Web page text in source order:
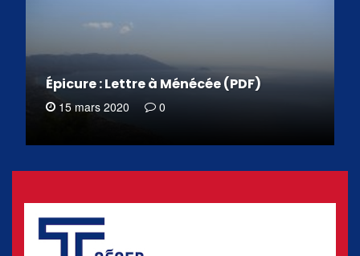
Épicure : Lettre à Ménécée (PDF)
15 mars 2020 0